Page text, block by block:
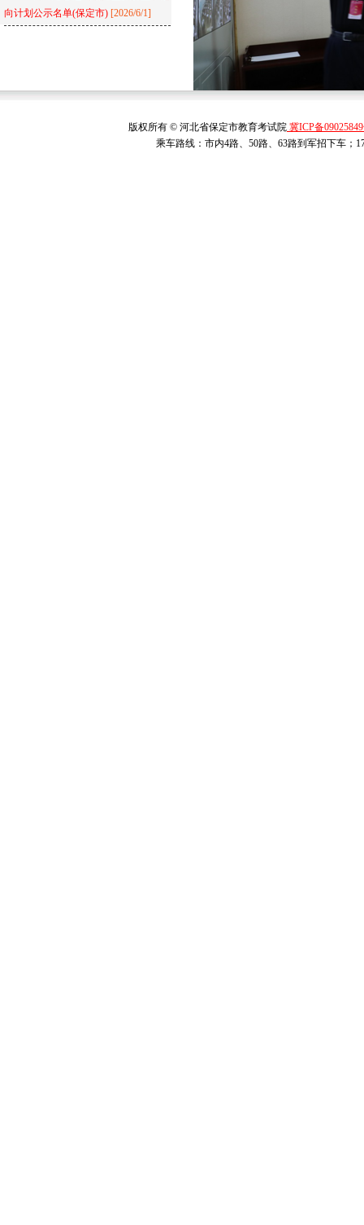
向计划公示名单(保定市) [2026/6/1]
版权所有 © 河北省保定市教育考试院 冀ICP备
乘车路线：市内4路、50路、63路到军招下车；